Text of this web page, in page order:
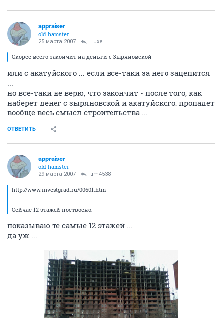
appraiser
old hamster
25 марта 2007 Luxe
Скорее всего закончит на деньги с Зыряновской
или с акатуйского ... если все-таки за него зацепится
...
но все-таки не верю, что закончит - после того, как
наберет денег с зыряновской и акатуйского, пропадет
вообще весь смысл строительства ...
ОТВЕТИТЬ
appraiser
old hamster
29 марта 2007 tim4538
http://www.investgrad.ru/00601.htm
Сейчас 12 этажей построено,
показываю те самые 12 этажей ...
да уж ...